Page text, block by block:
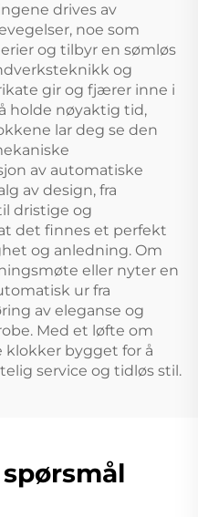
drives av
noe som
og tilbyr en sømløs
og
gir og fjærer inne i
holde nøyaktig tid,
lar deg se den
av automatiske
av design, fra
dristige og
det finnes et perfekt
og anledning. Om
eller nyter en
ur fra
av eleganse og
Med et løfte om
klokker bygget for å
service og tidløs stil.